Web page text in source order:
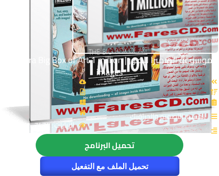
موسوعة الهيميرا للصور | Hemera Big Box of Art 1 million
images
القسم: التصميم والجرافيك
الزيارات : 7474
تحميل البرنامج
تحميل الملف مع التفعيل